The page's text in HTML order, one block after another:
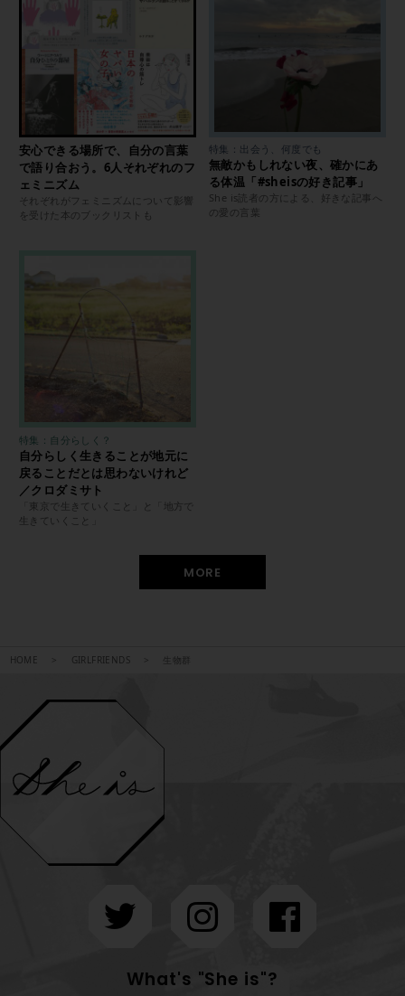
安心できる場所で、自分の言葉
で語り合おう。6人それぞれのフ
ェミニズム
それぞれがフェミニズムについて影響
を受けた本のブックリストも
特集：出会う、何度でも
無敵かもしれない夜、確かにあ
る体温「#sheisの好き記事」
She is読者の方による、好きな記事へ
の愛の言葉
特集：自分らしく？
自分らしく生きることが地元に
戻ることだとは思わないけれど
／クロダミサト
「東京で生きていくこと」と「地方で
生きていくこと」
MORE
HOME GIRLFRIENDS 生物群
What's "She is"?